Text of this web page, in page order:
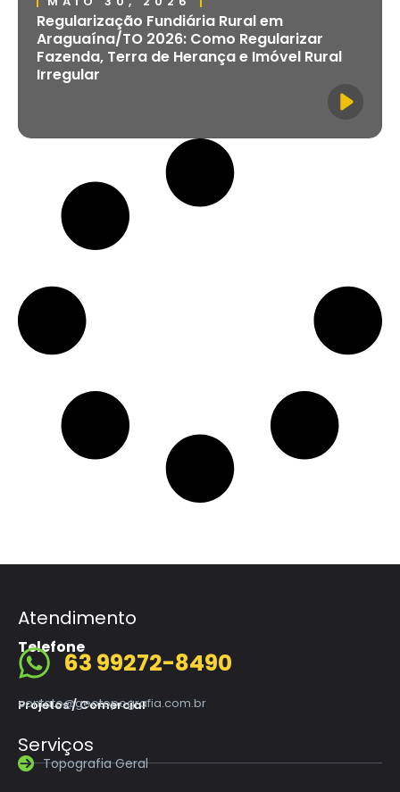
Regularização Fundiária Rural em
Araguaína/TO 2026: Como Regularizar
Fazenda, Terra de Herança e Imóvel Rural
Irregular
Atendimento
Telefone
63 99272-8490
Projetos / Comercial
contato@geotopografia.com.br
Serviços
Topografia Geral